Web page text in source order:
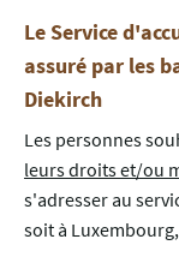
Le Service
assuré par les
Diekirch
Les personnes
leurs droits et/ou
s'adresser au
soit à